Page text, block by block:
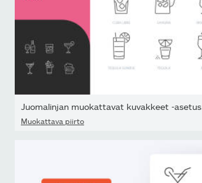
Juomalinjan muokattavat kuvakkeet -asetus.
Muokattava piirto